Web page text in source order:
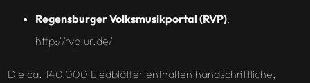
Regensburger Volksmusikportal (RVP):
http://rvp.ur.de/
Die ca. 140.000 Liedblätter enthalten handschriftliche,